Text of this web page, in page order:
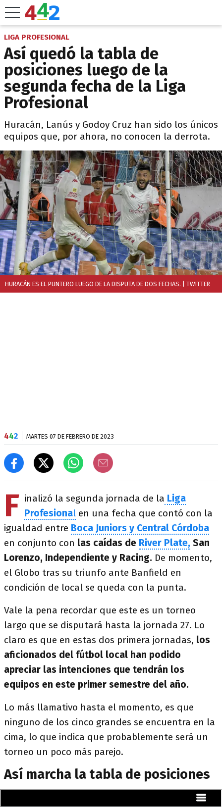
LIGA PROFESIONAL
Así quedó la tabla de
posiciones luego de la
segunda fecha de la Liga
Profesional
Huracán, Lanús y Godoy Cruz han sido los únicos
equipos que, por ahora, no conocen la derrota.
HURACÁN ES EL PUNTERO LUEGO DE LA DISPUTA DE DOS FECHAS. | TWITTER
442 MARTES 07 DE FEBRERO DE 2023
F inalizó la segunda jornada de la Liga
Profesional en una fecha que contó con la
igualdad entre Boca Juniors y Central Córdoba
en conjunto con las caídas de River Plate, San
Lorenzo, Independiente y Racing. De momento,
el Globo tras su triunfo ante Banfield en
condición de local se queda con la punta.
Vale la pena recordar que este es un torneo
largo que se disputará hasta la jornada 27. Lo
claro es que en estas dos primera jornadas, los
aficionados del fútbol local han podido
apreciar las intenciones que tendrán los
equipos en este primer semestre del año.
Lo más llamativo hasta el momento, es que
ninguno de los cinco grandes se encuentra en la
cima, lo que indica que probablemente será un
torneo un poco más parejo.
Así marcha la tabla de posiciones